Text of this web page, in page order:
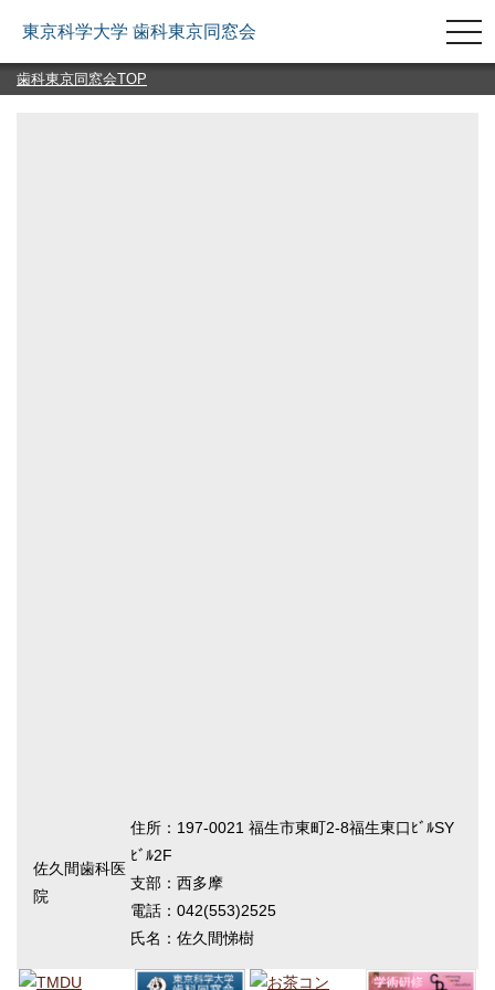
東京科学大学 歯科東京同窓会
歯科東京同窓会TOP
佐久間歯科医
院
住所：197-0021 福生市東町2-8福生東口ﾋﾞﾙSY
ﾋﾞﾙ2F
支部：西多摩
電話：042(553)2525
氏名：佐久間悌樹